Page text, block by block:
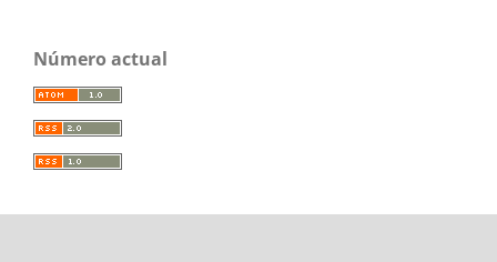
Número actual